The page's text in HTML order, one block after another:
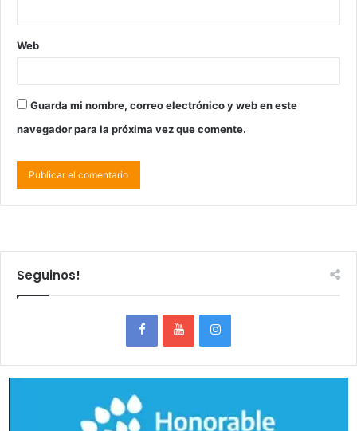
Web
Guarda mi nombre, correo electrónico y web en este
navegador para la próxima vez que comente.
Seguinos!